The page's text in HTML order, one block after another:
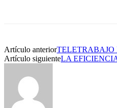
Artículo anteriorTELETRABAJO
Artículo siguienteLA